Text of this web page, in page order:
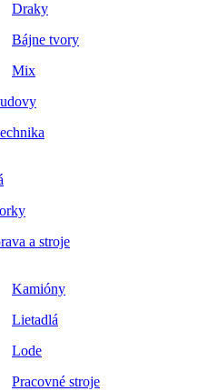
Draky
Bájne tvory
Mix
a stroje
Kamióny
Lietadlá
Lode
Pracovné stroje